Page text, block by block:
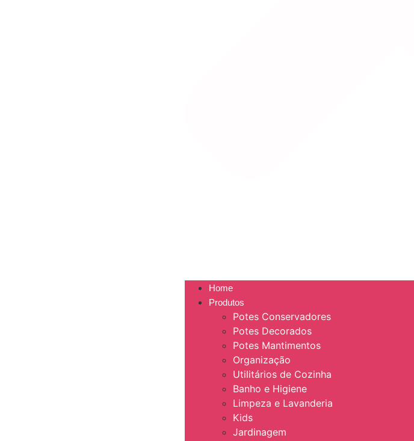
Home
Produtos
Potes Conservadores
Potes Decorados
Potes Mantimentos
Organização
Utilitários de Cozinha
Banho e Higiene
Limpeza e Lavanderia
Kids
Jardinagem